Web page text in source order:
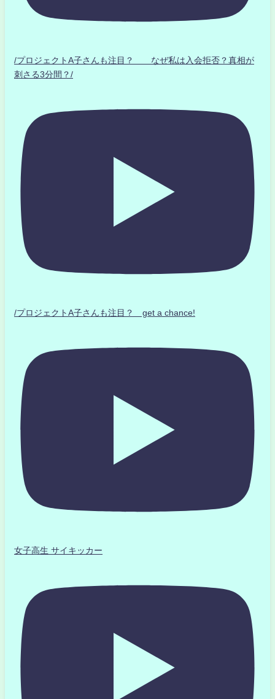
/プロジェクトA子さんも注目？ なぜ私は入会拒否？真相が
刺さる3分間？/
/プロジェクトA子さんも注目？ get a chance!
女子高生 サイキッカー